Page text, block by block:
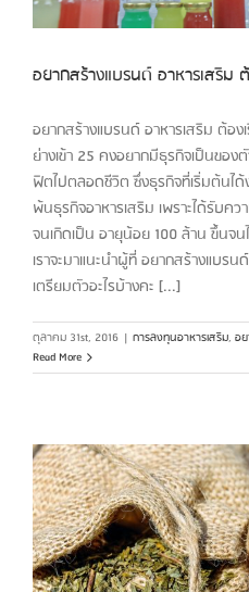
อยากสร้างแบรนด์ อาหารเสริม
อยากสร้างแบรนด์ อาหารเสริม ต้อง
ย่างเข้า 25 คงอยากมีธุรกิจเป็นขอ
ฟิตไปตลอดชีวิต ซึ่งธุรกิจที่เริ่มต้นไ
พ้นธุรกิจอาหารเสริม เพราะได้รับค
จนเกิดเป็น อายุน้อย 100 ล้าน ขึ้นจ
เราจะมาแนะนำผู้ที่ อยากสร้างแบรน
เตรียมตัวอะไรบ้างคะ [...]
ตุลาคม 31st, 2016 | การลงทุนอาหารเสริม, อ
Read More